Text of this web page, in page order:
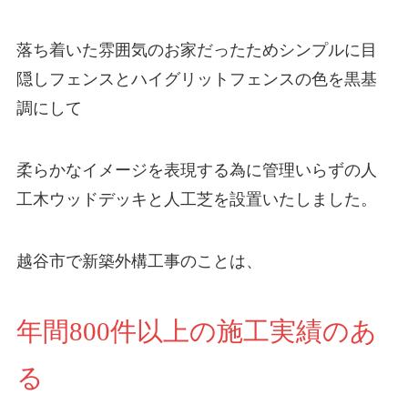
落ち着いた雰囲気のお家だったためシンプルに目
隠しフェンスとハイグリットフェンスの色を黒基
調にして
柔らかなイメージを表現する為に管理いらずの人
工木ウッドデッキと人工芝を設置いたしました。
越谷市で新築外構工事のことは、
年間800件以上の施工実績のあ
る